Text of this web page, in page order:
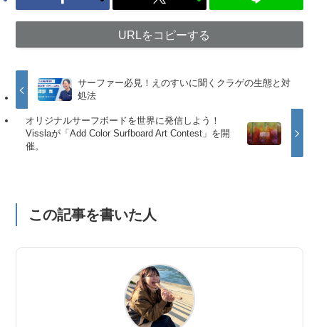
URLをコピーする
サーファー必見！えのすいに聞くクラゲの生態と対
処法
オリジナルサーフボードを世界に発信しよう！
Visslaが「Add Color Surfboard Art Contest」を開
催。
この記事を書いた人